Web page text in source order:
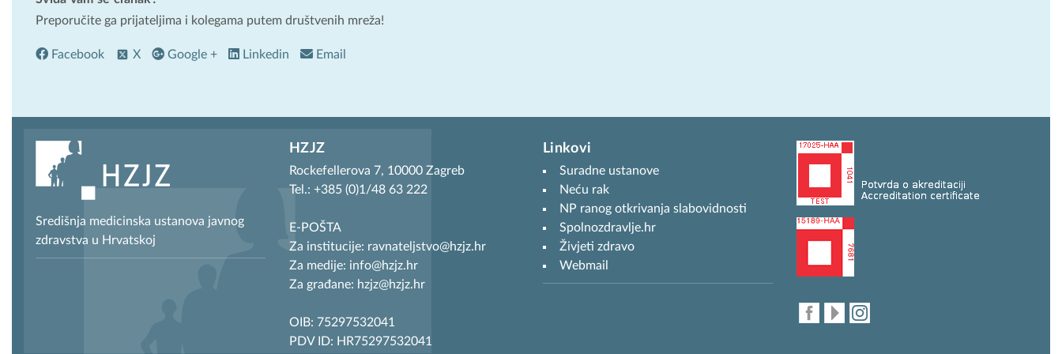
Preporučite ga prijateljima i kolegama putem društvenih mreža!
Facebook X Google + Linkedin Email
Središnja medicinska ustanova javnog
zdravstva u Hrvatskoj
HZJZ
Rockefellerova 7, 10000 Zagreb
Tel.: +385 (0)1/48 63 222
E-POŠTA
Za institucije: ravnateljstvo@hzjz.hr
Za medije: info@hzjz.hr
Za građane: hzjz@hzjz.hr
OIB: 75297532041
PDV ID: HR75297532041
Linkovi
Suradne ustanove
Neću rak
NP ranog otkrivanja slabovidnosti
Spolnozdravlje.hr
Živjeti zdravo
Webmail